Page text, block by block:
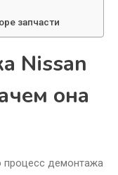
запчасти
Nissan
она
процесс демонтажа